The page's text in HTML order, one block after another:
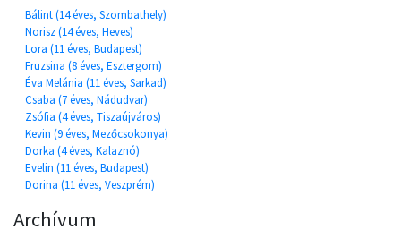
Bálint (14 éves, Szombathely)
Norisz (14 éves, Heves)
Lora (11 éves, Budapest)
Fruzsina (8 éves, Esztergom)
Éva Melánia (11 éves, Sarkad)
Csaba (7 éves, Nádudvar)
Zsófia (4 éves, Tiszaújváros)
Kevin (9 éves, Mezőcsokonya)
Dorka (4 éves, Kalaznó)
Evelin (11 éves, Budapest)
Dorina (11 éves, Veszprém)
Archívum